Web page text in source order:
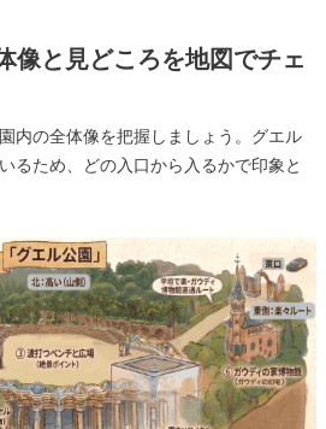
像と見どころを地図でチェ
内の全体像を把握しましょう。グエル
るため、どの入口から入るかで印象と